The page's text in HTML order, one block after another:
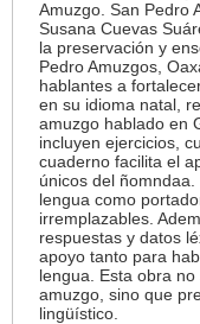
Amuzgo. San Pedro
Susana Cuevas
la preservación y
Pedro Amuzgos,
hablantes a
en su idioma natal,
amuzgo hablado en
incluyen ejercicios,
cuaderno facilita el
únicos del
lengua como
irremplazables.
respuestas y datos
apoyo tanto para
lengua. Esta obra
amuzgo, sino que
lingüístico.